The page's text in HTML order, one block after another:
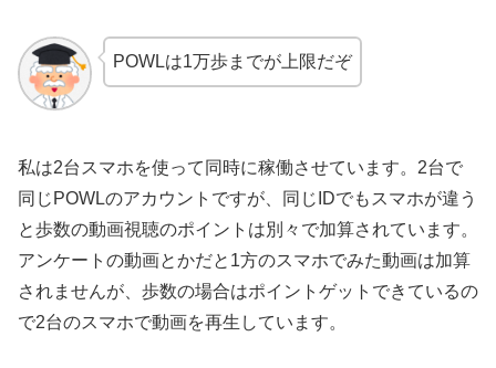
POWLは1万歩までが上限だぞ
私は2台スマホを使って同時に稼働させています。2台で
同じPOWLのアカウントですが、同じIDでもスマホが違う
と歩数の動画視聴のポイントは別々で加算されています。
アンケートの動画とかだと1方のスマホでみた動画は加算
されませんが、歩数の場合はポイントゲットできているの
で2台のスマホで動画を再生しています。